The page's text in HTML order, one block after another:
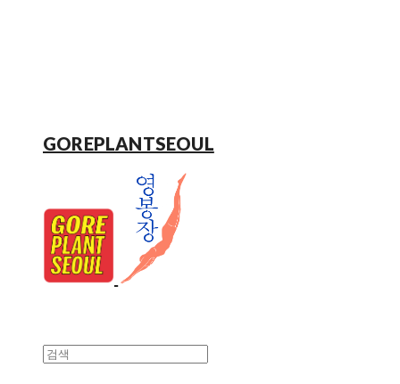
GOREPLANTSEOUL